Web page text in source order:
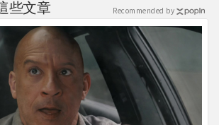
些文章 Recommended by